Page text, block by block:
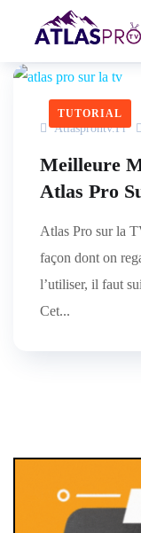
TUTORIAL
Atlasprontv.fr
Meilleure
Atlas Pro
Atlas Pro sur la
façon dont on
l’utiliser, il faut
Cet...